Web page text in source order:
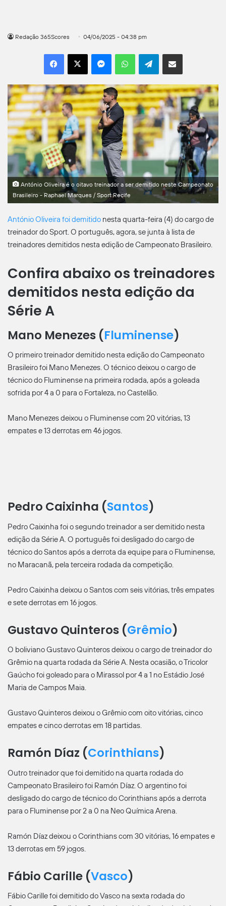
Redação 365Scores 04/06/2025 - 04:38 pm
Facebook
X MessengerWhatsAppTelegramCompartilhar por e-mail
António Oliveira é o oitavo treinador a ser demitido neste Campeonato
Brasileiro - Raphael Marques / Sport Recife
António Oliveira foi demitido nesta quarta-feira (4) do cargo de
treinador do Sport. O português, agora, se junta à lista de
treinadores demitidos nesta edição de Campeonato Brasileiro.
Confira abaixo os treinadores
demitidos nesta edição da
Série A
Mano Menezes (Fluminense)
O primeiro treinador demitido nesta edição do Campeonato
Brasileiro foi Mano Menezes. O técnico deixou o cargo de
técnico do Fluminense na primeira rodada, após a goleada
sofrida por 4 a 0 para o Fortaleza, no Castelão.
Mano Menezes deixou o Fluminense com 20 vitórias, 13
empates e 13 derrotas em 46 jogos.
Pedro Caixinha (Santos)
Pedro Caixinha foi o segundo treinador a ser demitido nesta
edição da Série A. O português foi desligado do cargo de
técnico do Santos após a derrota da equipe para o Fluminense,
no Maracanã, pela terceira rodada da competição.
Pedro Caixinha deixou o Santos com seis vitórias, três empates
e sete derrotas em 16 jogos.
Gustavo Quinteros (Grêmio)
O boliviano Gustavo Quinteros deixou o cargo de treinador do
Grêmio na quarta rodada da Série A. Nesta ocasião, o Tricolor
Gaúcho foi goleado para o Mirassol por 4 a 1 no Estádio José
Maria de Campos Maia.
Gustavo Quinteros deixou o Grêmio com oito vitórias, cinco
empates e cinco derrotas em 18 partidas.
Ramón Díaz (Corinthians)
Outro treinador que foi demitido na quarta rodada do
Campeonato Brasileiro foi Ramón Díaz. O argentino foi
desligado do cargo de técnico do Corinthians após a derrota
para o Fluminense por 2 a 0 na Neo Química Arena.
Ramón Díaz deixou o Corinthians com 30 vitórias, 16 empates e
13 derrotas em 59 jogos.
Fábio Carille (Vasco)
Fábio Carille foi demitido do Vasco na sexta rodada do